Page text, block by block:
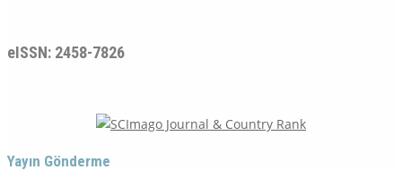
eISSN: 2458-7826
Yayın Gönderme